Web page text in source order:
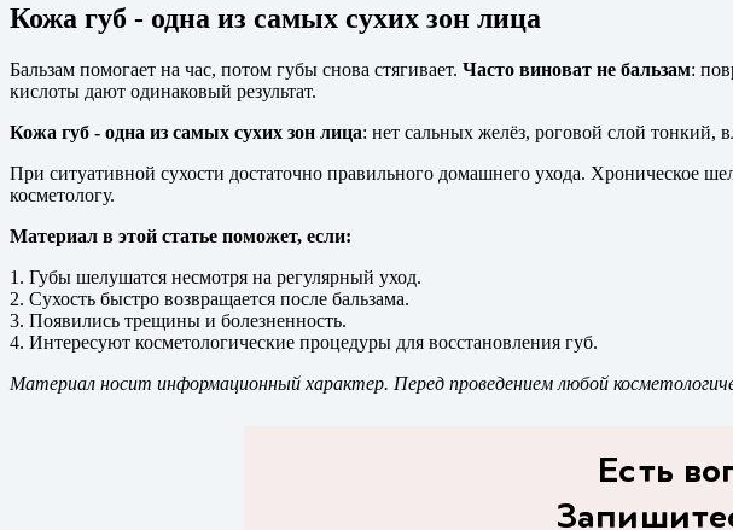
Кожа губ - одна из самых сухих зон лица
Бальзам помогает на час, потом губы снова стягивает. Часто виноват не бальзам:
кислоты дают одинаковый результат.
Кожа губ - одна из самых сухих зон лица: нет сальных желёз, роговой слой тонкий,
При ситуативной сухости достаточно правильного домашнего ухода. Хроническое
косметологу.
Материал в этой статье поможет, если:
1. Губы шелушатся несмотря на регулярный уход.
2. Сухость быстро возвращается после бальзама.
3. Появились трещины и болезненность.
4. Интересуют косметологические процедуры для восстановления губ.
Материал носит информационный характер. Перед проведением любой
Есть